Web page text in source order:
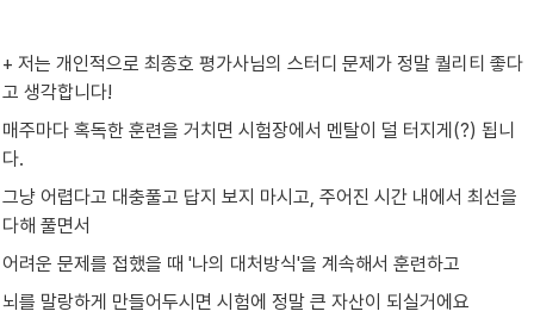
+ 저는 개인적으로 최종호 평가사님의 스터디 문제가 정말 퀄리티 좋다
고 생각합니다!
매주마다 혹독한 훈련을 거치면 시험장에서 멘탈이 덜 터지게(?) 됩니
다.
그냥 어렵다고 대충풀고 답지 보지 마시고, 주어진 시간 내에서 최선을
다해 풀면서
어려운 문제를 접했을 때 '나의 대처방식'을 계속해서 훈련하고
뇌를 말랑하게 만들어두시면 시험에 정말 큰 자산이 되실거에요